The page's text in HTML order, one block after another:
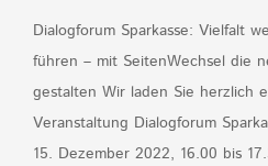
Dialogforum Sparkasse: Vielfalt
führen – mit SeitenWechsel die
gestalten Wir laden Sie herzlich
Veranstaltung Dialogforum
15. Dezember 2022, 16.00 bis